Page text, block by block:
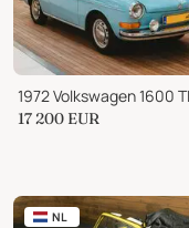
1972 Volkswagen 1600
17 200 EUR
NL